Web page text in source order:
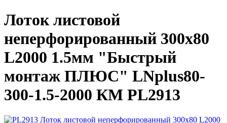
Лоток листовой
неперфорированный 300х80
L2000 1.5мм "Быстрый
монтаж ПЛЮС" LNplus80-
300-1.5-2000 КМ PL2913